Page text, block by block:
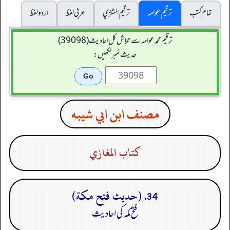
تمام کتب
ترقیم عوامہ ترقيم الشژي عربی لفظ
اردو لفظ
ترقیم محمدعوامہ سے تلاش کل احادیث (39098)
حدیث نمبر لکھیں:
مصنف ابن ابي شيبه
كتاب المغازي
34. (حديث فتح مكة)
فتح مکہ کی احادیث